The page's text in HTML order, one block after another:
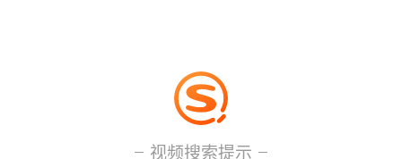
视频搜索提示